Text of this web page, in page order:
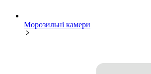
Морозильні камери